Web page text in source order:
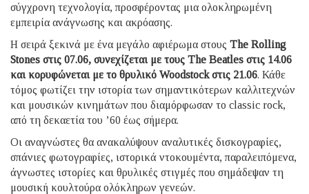
σύγχρονη τεχνολογία, προσφέροντας μια ολοκληρωμένη
εμπειρία ανάγνωσης και ακρόασης.
Η σειρά ξεκινά με ένα μεγάλο αφιέρωμα στους The Rolling
Stones στις 07.06, συνεχίζεται με τους The Beatles στις 14.06
και κορυφώνεται με το θρυλικό Woodstock στις 21.06. Κάθε
τόμος φωτίζει την ιστορία των σημαντικότερων καλλιτεχνών
και μουσικών κινημάτων που διαμόρφωσαν το classic rock,
από τη δεκαετία του ’60 έως σήμερα.
Οι αναγνώστες θα ανακαλύψουν αναλυτικές δισκογραφίες,
σπάνιες φωτογραφίες, ιστορικά ντοκουμέντα, παραλειπόμενα,
άγνωστες ιστορίες και θρυλικές στιγμές που σημάδεψαν τη
μουσική κουλτούρα ολόκληρων γενεών.